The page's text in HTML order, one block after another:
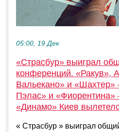
05:00, 19 Дек
«Страсбур» выиграл
конференций. «Ракув»,
Вальекано» и «Шахтер»
Пэлас» и «Фиорентина»
«Динамо» Киев
« Страсбур » выиграл